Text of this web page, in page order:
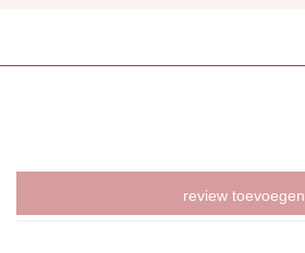
review toevoegen